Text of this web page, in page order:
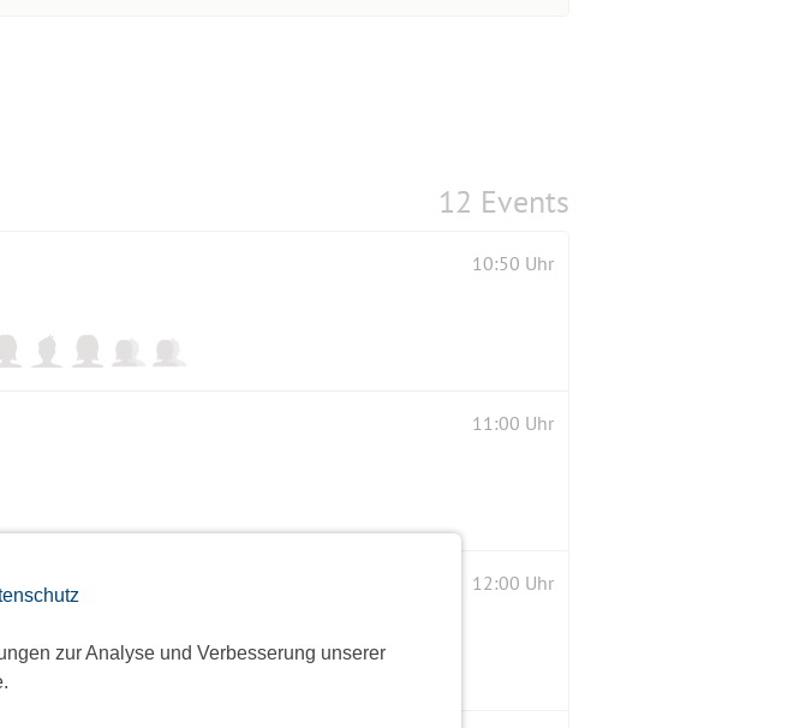
zur Analyse und Verbesserung unserer
12 Events
10:50 Uhr
11:00 Uhr
12:00 Uhr